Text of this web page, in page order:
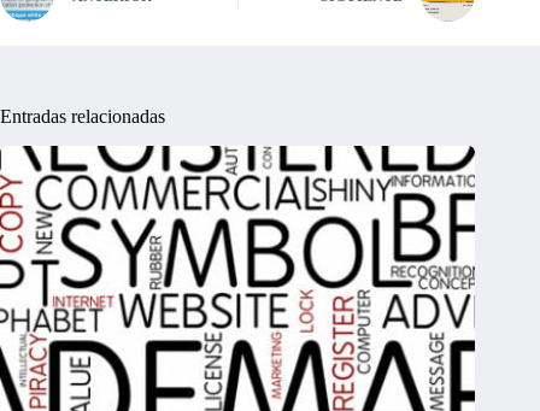
Entradas relacionadas